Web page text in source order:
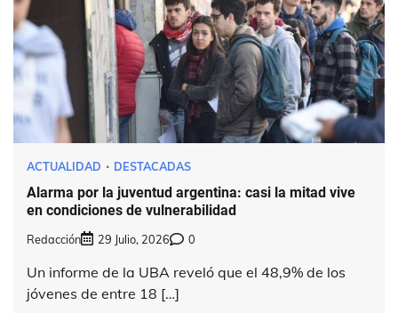
ACTUALIDAD DESTACADAS
Alarma por la juventud argentina: casi la mitad vive
en condiciones de vulnerabilidad
Redacción 29 Julio, 2026 0
Un informe de la UBA reveló que el 48,9% de los
jóvenes de entre 18 […]